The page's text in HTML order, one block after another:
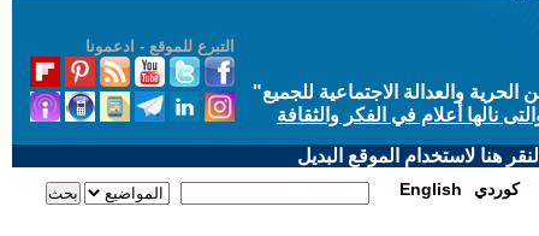
التبرع للموقع - ادعمونا
والعدالة الاجتماعية للجميع"
نالها أعلام في الفكر والثقافة
هنا لاستخدام الموقع البديل
English كوردي